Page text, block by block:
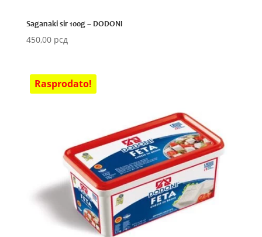
Saganaki sir 100g – DODONI
450,00 рсд